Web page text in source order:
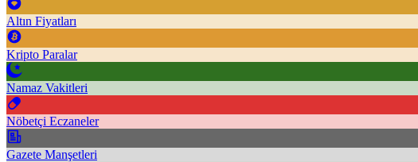
Altın Fiyatları
Kripto Paralar
Namaz Vakitleri
Nöbetçi Eczaneler
Gazete Manşetleri